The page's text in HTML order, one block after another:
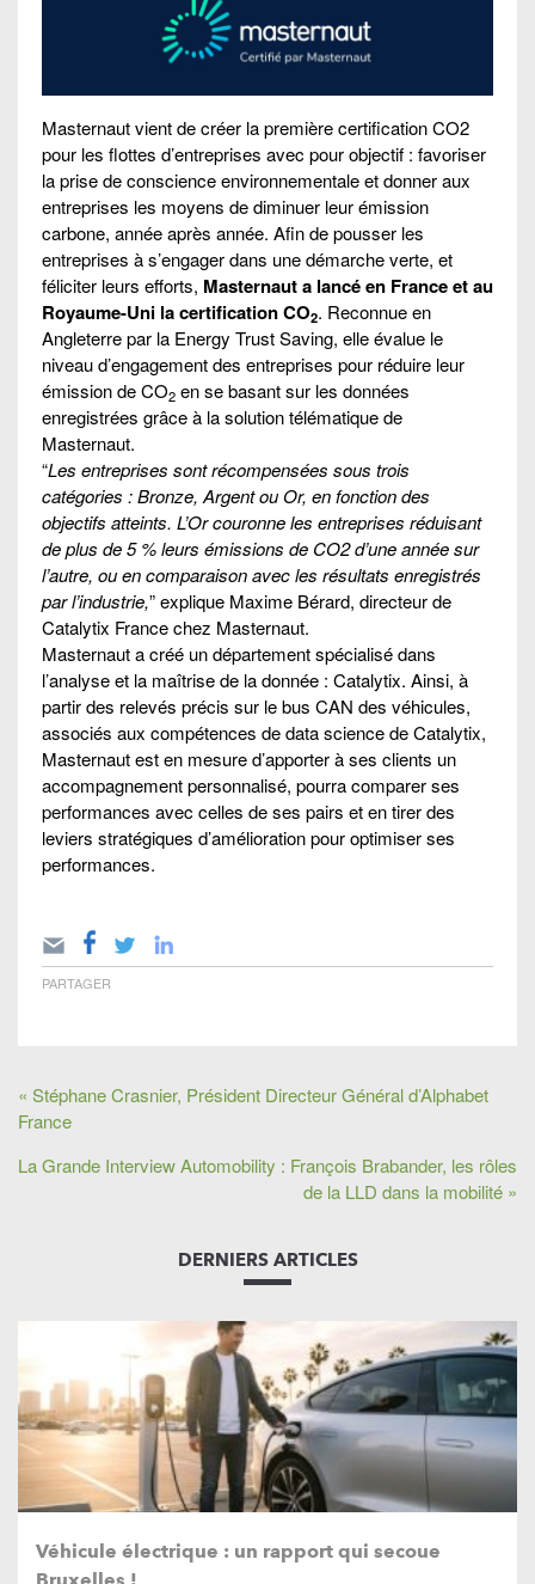
Masternaut vient de créer la première certification CO2
pour les flottes d’entreprises avec pour objectif : favoriser
la prise de conscience environnementale et donner aux
entreprises les moyens de diminuer leur émission
carbone, année après année. Afin de pousser les
entreprises à s’engager dans une démarche verte, et
féliciter leurs efforts, Masternaut a lancé en France et au
Royaume-Uni la certification CO2. Reconnue en
Angleterre par la Energy Trust Saving, elle évalue le
niveau d’engagement des entreprises pour réduire leur
émission de CO2 en se basant sur les données
enregistrées grâce à la solution télématique de
Masternaut.
“Les entreprises sont récompensées sous trois
catégories : Bronze, Argent ou Or, en fonction des
objectifs atteints. L’Or couronne les entreprises réduisant
de plus de 5 % leurs émissions de CO2 d’une année sur
l’autre, ou en comparaison avec les résultats enregistrés
par l’industrie,” explique Maxime Bérard, directeur de
Catalytix France chez Masternaut.
Masternaut a créé un département spécialisé dans
l’analyse et la maîtrise de la donnée : Catalytix. Ainsi, à
partir des relevés précis sur le bus CAN des véhicules,
associés aux compétences de data science de Catalytix,
Masternaut est en mesure d’apporter à ses clients un
accompagnement personnalisé, pourra comparer ses
performances avec celles de ses pairs et en tirer des
leviers stratégiques d’amélioration pour optimiser ses
performances.
PARTAGER
« Stéphane Crasnier, Président Directeur Général d’Alphabet
France
La Grande Interview Automobility : François Brabander, les rôles
de la LLD dans la mobilité »
DERNIERS ARTICLES
Véhicule électrique : un rapport qui secoue